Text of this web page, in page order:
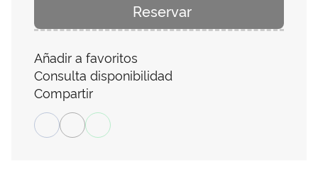
Reservar
Añadir a favoritos
Consulta disponibilidad
Compartir